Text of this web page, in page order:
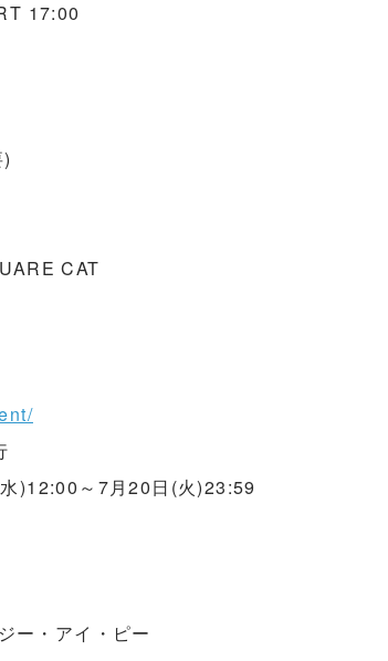
17:00
CAT
)12:00～7月20日(火)23:59
ー・アイ・ピー